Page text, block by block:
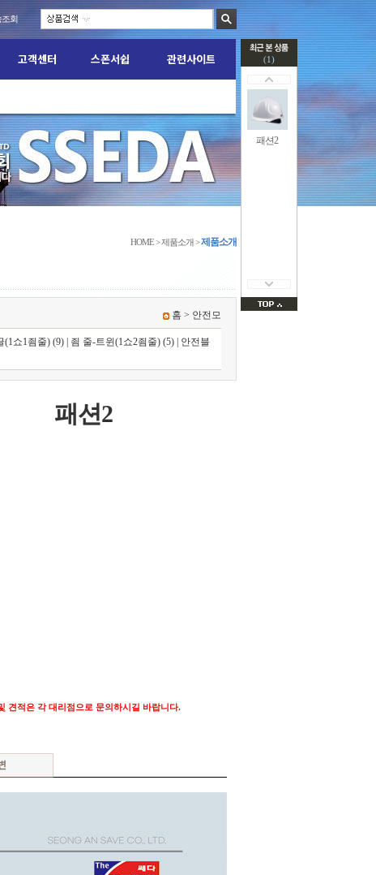
조회
고객센터 스폰서쉽 관련사이트
HOME > 제품소개 >제품소개
홈 > 안전모
(1쇼1죔줄) (9)| 죔 줄-트윈(1쇼2죔줄) (5)|
안전블
패션2
견적은 각 대리점으로 문의하시길 바랍니다.
(1)
패션2